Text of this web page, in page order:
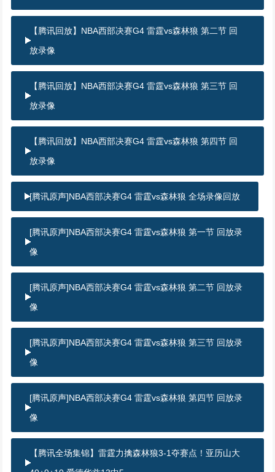
【腾讯回放】NBA西部决赛G4 雷霆vs森林狼 第二节 回
放录像
【腾讯回放】NBA西部决赛G4 雷霆vs森林狼 第三节 回
放录像
【腾讯回放】NBA西部决赛G4 雷霆vs森林狼 第四节 回
放录像
[腾讯原声]NBA西部决赛G4 雷霆vs森林狼 全场录像回放
[腾讯原声]NBA西部决赛G4 雷霆vs森林狼 第一节 回放录
像
[腾讯原声]NBA西部决赛G4 雷霆vs森林狼 第二节 回放录
像
[腾讯原声]NBA西部决赛G4 雷霆vs森林狼 第三节 回放录
像
[腾讯原声]NBA西部决赛G4 雷霆vs森林狼 第四节 回放录
像
【腾讯全场集锦】雷霆力擒森林狼3-1夺赛点！亚历山大